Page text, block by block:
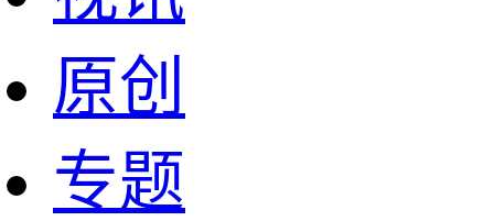
原创
专题